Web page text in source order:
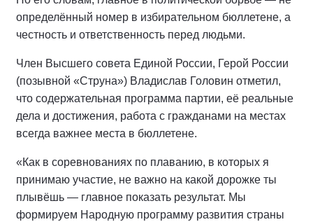
определённый номер в избирательном бюллетене, а
честность и ответственность перед людьми.
Член Высшего совета Единой России, Герой России
(позывной «Струна») Владислав Головин отметил,
что содержательная программа партии, её реальные
дела и достижения, работа с гражданами на местах
всегда важнее места в бюллетене.
«Как в соревнованиях по плаванию, в которых я
принимаю участие, не важно на какой дорожке ты
плывёшь — главное показать результат. Мы
формируем Народную программу развития страны